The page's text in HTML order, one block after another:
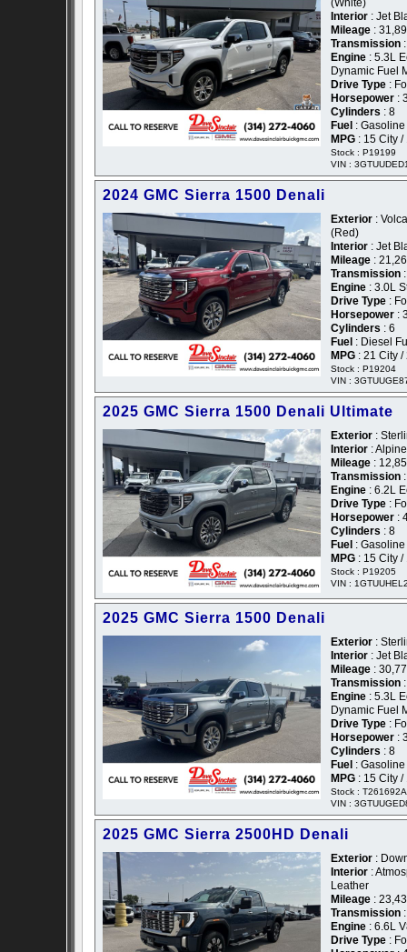
(White)
Interior : Jet
Mileage :
Transmission
Engine : 5.3L
Dynamic Fuel
Drive Type :
Horsepower :
Cylinders : 8
Fuel : Gasoline
MPG : 15 City
Stock : P19199
VIN :
2024 GMC Sierra 1500 Denali
Exterior :
(Red)
Interior : Jet
Mileage :
Transmission
Engine : 3.0L
Drive Type :
Horsepower :
Cylinders : 6
Fuel : Diesel
MPG : 21 City /
Stock : P19204
VIN :
2025 GMC Sierra 1500 Denali Ultimate
Exterior :
Interior :
Mileage :
Transmission
Engine : 6.2L
Drive Type :
Horsepower :
Cylinders : 8
Fuel : Gasoline
MPG : 15 City /
Stock : P19205
VIN :
2025 GMC Sierra 1500 Denali
Exterior :
Interior : Jet
Mileage :
Transmission
Engine : 5.3L
Dynamic Fuel
Drive Type :
Horsepower :
Cylinders : 8
Fuel : Gasoline
MPG : 15 City
Stock : T261692A
VIN :
2025 GMC Sierra 2500HD Denali
Exterior :
Interior :
Leather
Mileage :
Transmission
Engine : 6.6L
Drive Type :